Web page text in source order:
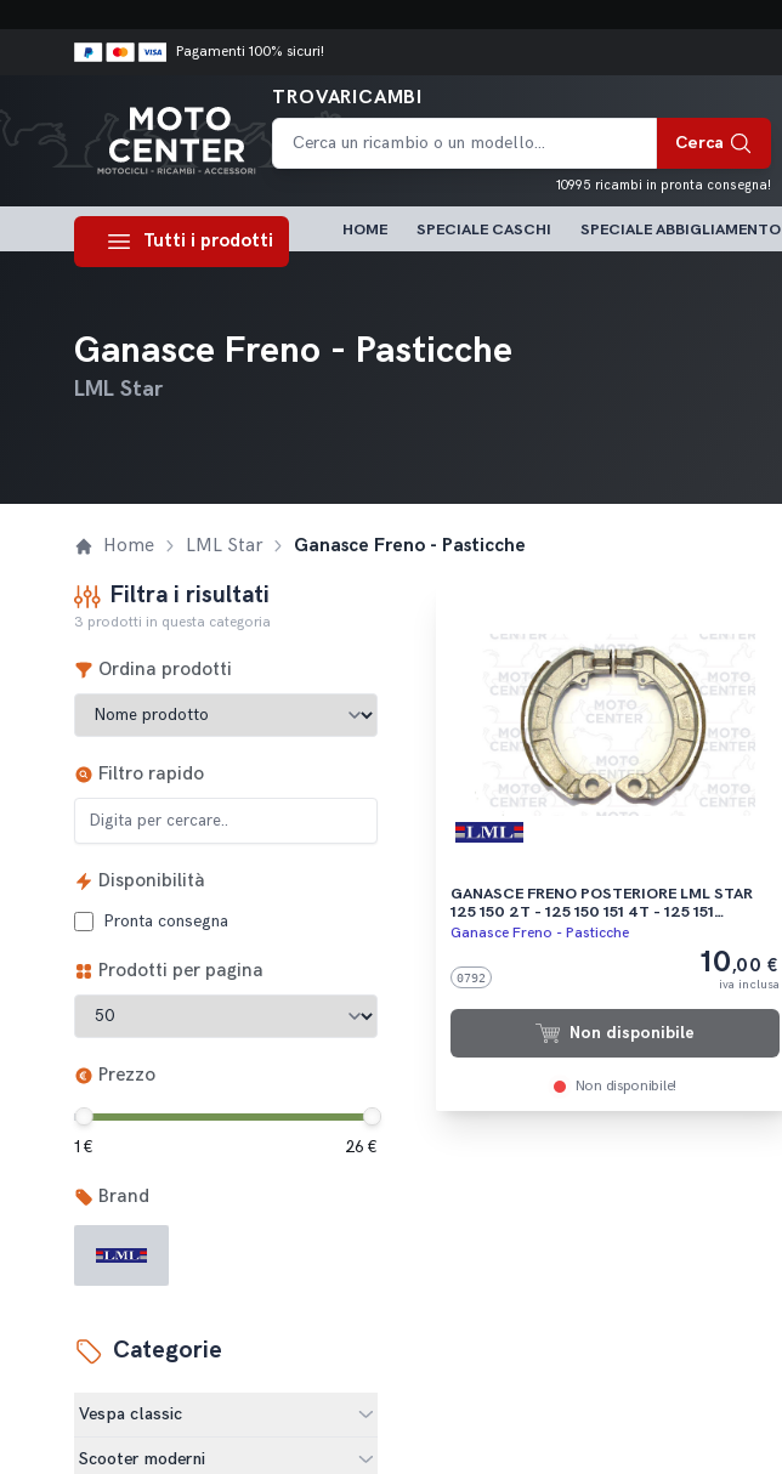
Pagamenti 100% sicuri!
TROVARICAMBI
Cerca
10995 ricambi in pronta consegna!
Tutti i prodotti
HOME SPECIALE CASCHI SPECIALE ABBIGLIAMENTO
Ganasce Freno - Pasticche
LML Star
Home LML Star Ganasce Freno - Pasticche
Filtra i risultati
3 prodotti in questa categoria
Ordina prodotti
Filtro rapido
Disponibilità
Pronta consegna
Prodotti per pagina
Prezzo
1 € 26 €
Brand
Categorie
Vespa classic
Scooter moderni
GANASCE FRENO POSTERIORE LML STAR
125 150 2T - 125 150 151 4T - 125 151
AUTOMATICA
Ganasce Freno - Pasticche
0792 10,00 €
iva inclusa
Non disponibile
Non disponibile!